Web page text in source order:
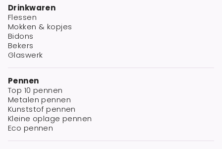
Drinkwaren
Flessen
Mokken & kopjes
Bidons
Bekers
Glaswerk
Pennen
Top 10 pennen
Metalen pennen
Kunststof pennen
Kleine oplage pennen
Eco pennen